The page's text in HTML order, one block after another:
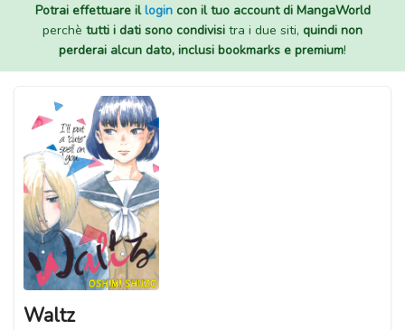
Potrai effettuare illogincon il tuo account di MangaWorld
perchè tutti i dati sono condivisi tra i due siti, quindi non
perderai alcun dato, inclusi bookmarks e premium!
Waltz